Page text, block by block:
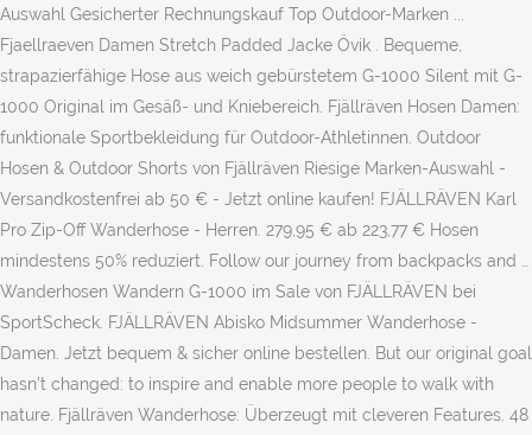
Auswahl Gesicherter Rechnungskauf Top Outdoor-Marken ...
Fjaellraeven Damen Stretch Padded Jacke Övik . Bequeme,
strapazierfähige Hose aus weich gebürstetem G-1000 Silent mit G-
1000 Original im Gesäß- und Kniebereich. Fjällräven Hosen Damen:
funktionale Sportbekleidung für Outdoor-Athletinnen. Outdoor
Hosen & Outdoor Shorts von Fjällräven Riesige Marken-Auswahl -
Versandkostenfrei ab 50 € - Jetzt online kaufen! FJÄLLRÄVEN Karl
Pro Zip-Off Wanderhose - Herren. 279,95 € ab 223,77 € Hosen
mindestens 50% reduziert. Follow our journey from backpacks and …
Wanderhosen Wandern G-1000 im Sale von FJÄLLRÄVEN bei
SportScheck. FJÄLLRÄVEN Abisko Midsummer Wanderhose -
Damen. Jetzt bequem & sicher online bestellen. But our original goal
hasn’t changed: to inspire and enable more people to walk with
nature. Fjällräven Wanderhose: Überzeugt mit cleveren Features. 48